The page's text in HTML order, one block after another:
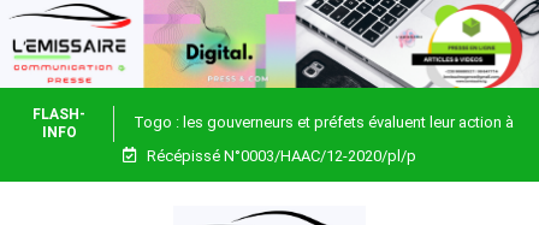
FLASH-
INFO
Togo : les gouverneurs et préfets évaluent leur action à
Blitta
Récépissé N°0003/HAAC/12-2020/pl/p